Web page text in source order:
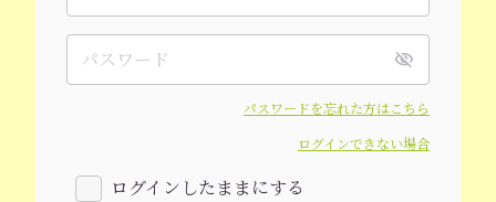
パスワードを忘れた方はこちら
ログインできない場合
ログインしたままにする